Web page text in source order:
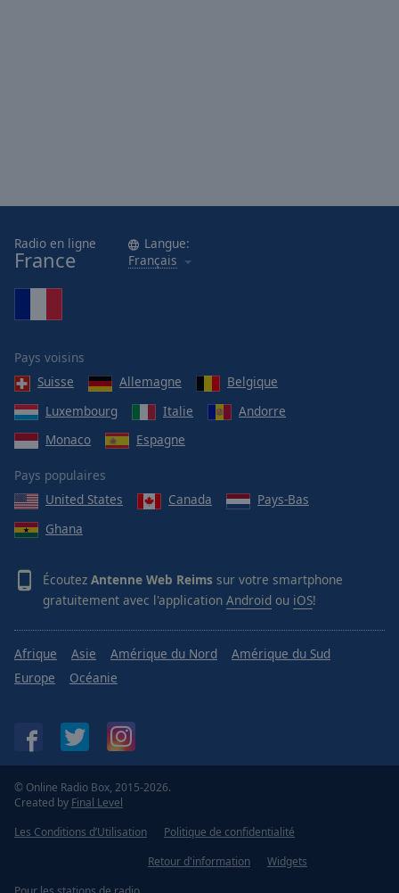
Radio en ligne
France
Langue:
Français
Pays voisins
Suisse
Allemagne
Belgique
Luxembourg
Italie
Andorre
Monaco
Espagne
Pays populaires
United States
Canada
Pays-Bas
Ghana
Écoutez Antenne Web Reims sur votre smartphone
gratuitement avec l'application Android ou iOS!
Afrique Asie Amérique du Nord
Amérique du Sud
Europe
Océanie
© Online Radio Box, 2015-2026.
Created by Final Level
Les Conditions d’Utilisation
Politique de confidentialité
Retour d'information
Widgets